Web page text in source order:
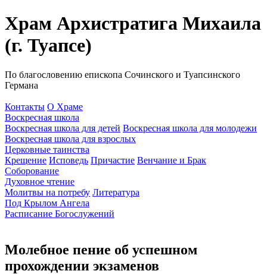
Храм Архистратига Михаила
(г. Туапсе)
По благословению епископа Сочинского и Туапсинского
Германа
Контакты О Храме
Воскресная школа
Воскресная школа для детей Воскресная школа для молодежи
Воскресная школа для взрослых
Церковные таинства
Крещение Исповедь Причастие Венчание и Брак
Соборование
Духовное чтение
Молитвы на потребу Литература
Под Крылом Ангела
Расписание Богослужений
Молебное пение об успешном
прохождении экзаменов